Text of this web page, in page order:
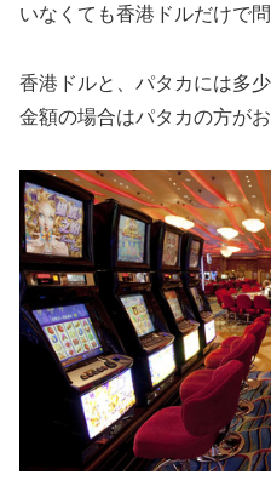
いなくても香港ドルだけで
香港ドルと、パタカには多
金額の場合はパタカの方がお